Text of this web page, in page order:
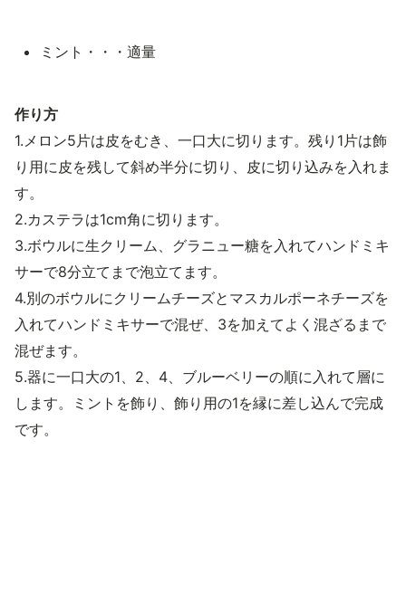
ミント・・・適量
作り方
1.メロン5片は皮をむき、一口大に切ります。残り1片は飾
り用に皮を残して斜め半分に切り、皮に切り込みを入れま
す。
2.カステラは1cm角に切ります。
3.ボウルに生クリーム、グラニュー糖を入れてハンドミキ
サーで8分立てまで泡立てます。
4.別のボウルにクリームチーズとマスカルポーネチーズを
入れてハンドミキサーで混ぜ、3を加えてよく混ざるまで
混ぜます。
5.器に一口大の1、2、4、ブルーベリーの順に入れて層に
します。ミントを飾り、飾り用の1を縁に差し込んで完成
です。